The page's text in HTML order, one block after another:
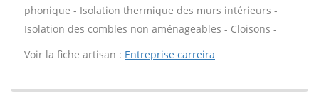
phonique - Isolation thermique des murs intérieurs -
Isolation des combles non aménageables - Cloisons -
Voir la fiche artisan : Entreprise carreira